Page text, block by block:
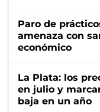
Paro de
amenaza con
económico
La Plata: los
en julio y
baja en un año